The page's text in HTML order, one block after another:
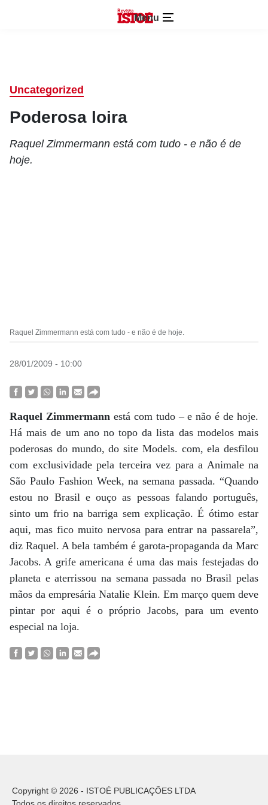
Menu
Uncategorized
Poderosa loira
Raquel Zimmermann está com tudo - e não é de
hoje.
Raquel Zimmermann está com tudo - e não é de hoje.
28/01/2009 - 10:00
Raquel Zimmermannestá com tudo – e não é de hoje.
Há mais de um ano no topo da lista das modelos mais
poderosas do mundo, do site Models. com, ela desfilou
com exclusividade pela terceira vez para a Animale na
São Paulo Fashion Week, na semana passada. “Quando
estou no Brasil e ouço as pessoas falando português,
sinto um frio na barriga sem explicação. É ótimo estar
aqui, mas fico muito nervosa para entrar na passarela”,
diz Raquel. A bela também é garota-propaganda da Marc
Jacobs. A grife americana é uma das mais festejadas do
planeta e aterrissou na semana passada no Brasil pelas
mãos da empresária Natalie Klein. Em março quem deve
pintar por aqui é o próprio Jacobs, para um evento
especial na loja.
Copyright © 2026 - ISTOÉ PUBLICAÇÕES LTDA